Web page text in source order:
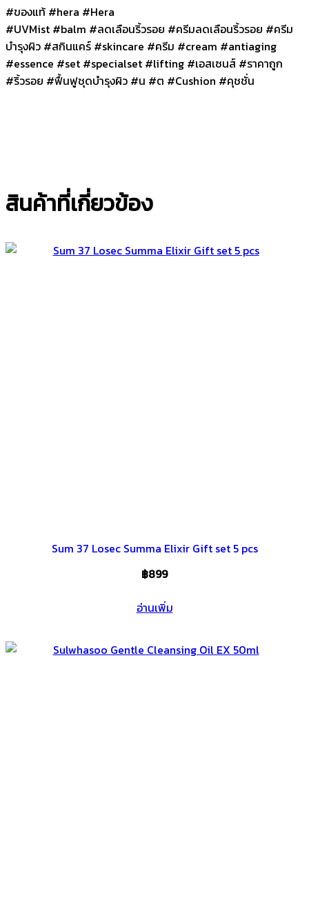
#ของแท้ #hera #Hera
#UVMist #balm #ลดเลือนริ้วรอย #ครีมลดเลือนริ้วรอย #ครีม
บำรุงผิว #สกินแคร์ #skincare #ครีม #cream #antiaging
#essence #set #specialset #lifting #เอสเซนส์ #ราคาถูก
#ริ้วรอย #ฟื้นฟูชุดบำรุงผิว #น #ต #Cushion #คุชชั่น
สินค้าที่เกี่ยวข้อง
Sum 37 Losec Summa Elixir Gift set 5 pcs
฿899
อ่านเพิ่ม